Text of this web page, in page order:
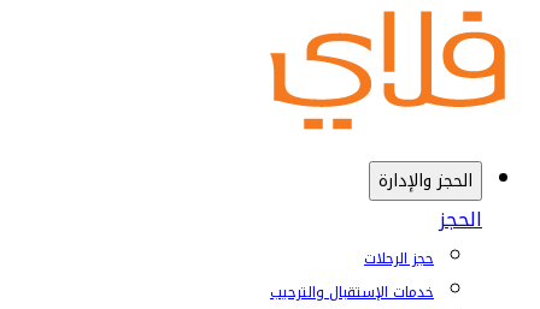
الحجز والإدارة
الحجز
حجز الرحلات
خدمات الإستقبال والترحيب